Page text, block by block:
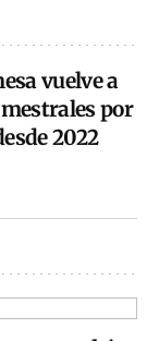
vuelve a
por
2022